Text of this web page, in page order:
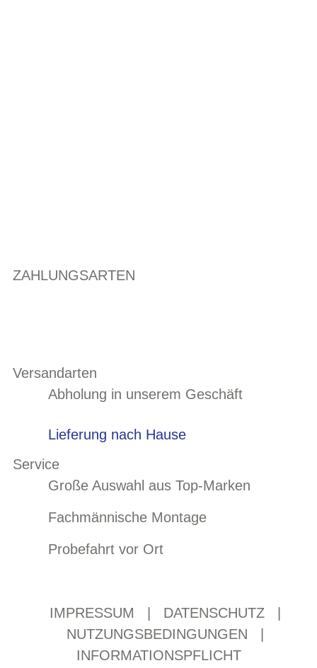
ZAHLUNGSARTEN
Versandarten
Abholung in unserem Geschäft
Lieferung nach Hause
Service
Große Auswahl aus Top-Marken
Fachmännische Montage
Probefahrt vor Ort
IMPRESSUM DATENSCHUTZ
NUTZUNGSBEDINGUNGEN
INFORMATIONSPFLICHT